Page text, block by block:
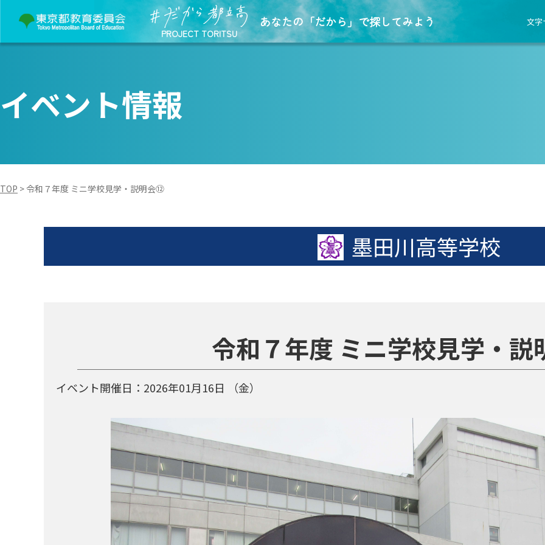
PROJECT TORITSU
あなたの「だから」で探してみよう 文字
イベント情報
TOP >令和７年度 ミニ学校見学・説明会⑫
墨田川高等学校
令和７年度 ミニ学校見学・
イベント開催日： 2026年01月16日 （金）